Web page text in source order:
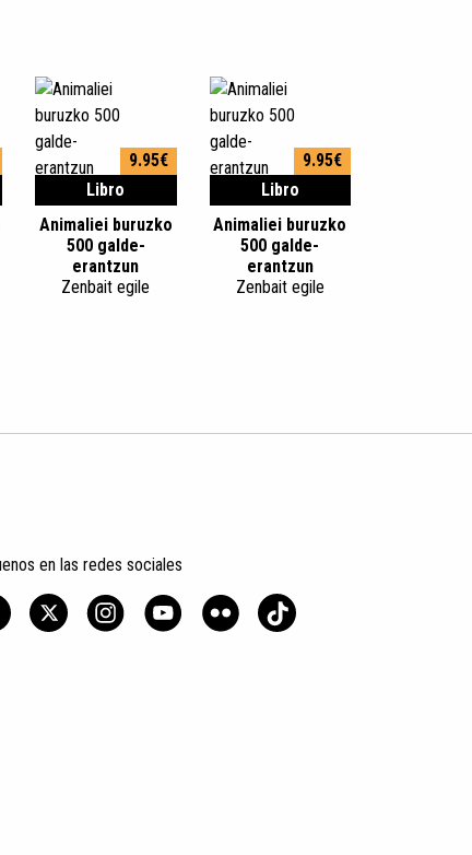
Libro
9.95€
Animaliei buruzko
500 galde-
erantzun
Zenbait egile
Libro
9.95€
Animaliei buruzko
500 galde-
erantzun
Zenbait egile
en las redes sociales